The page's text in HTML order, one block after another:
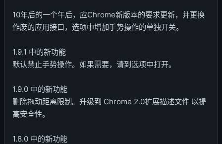
10年后的一个午后，应Chrome新版本的要求更新，并更换
作废的应用接口，选项中增加手势操作的单独开关。
1.9.1 中的新功能
默认禁止手势操作。如果需要，请到选项中打开。
1.9.0 中的新功能
删除拖动距离限制。升级到 Chrome 2.0扩展描述文件 以提
高安全性。
1.8.0 中的新功能